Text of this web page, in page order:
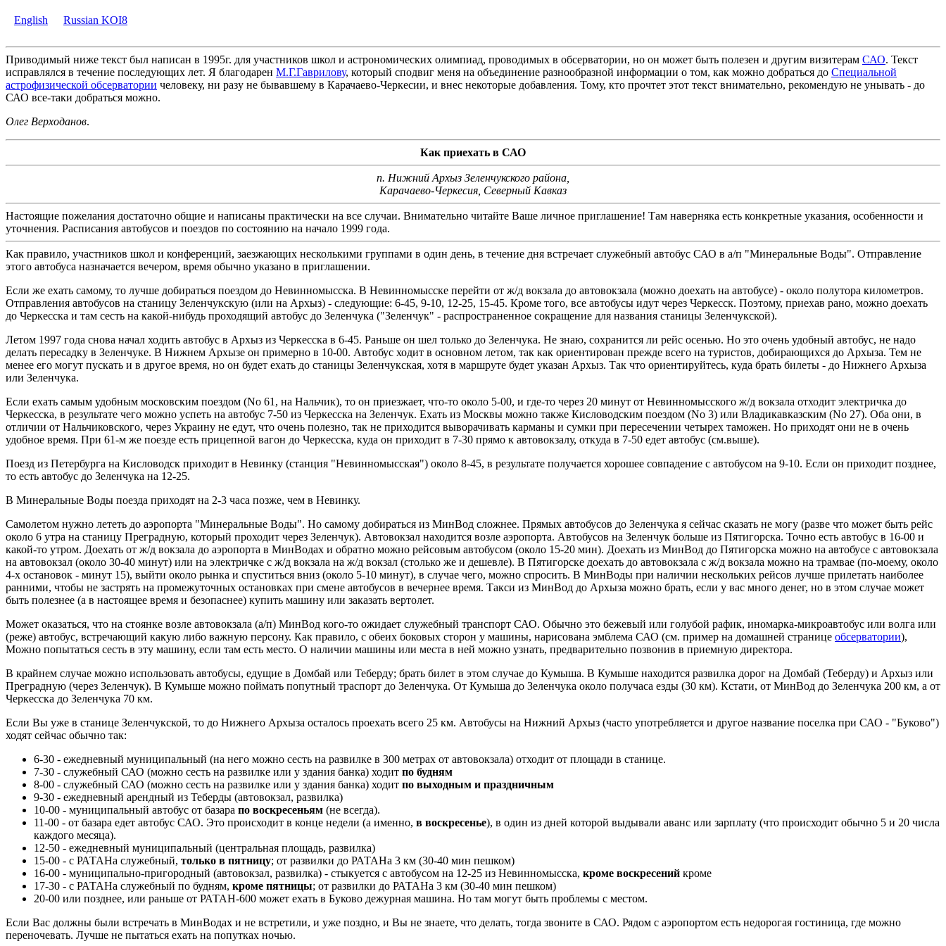
English Russian KOI8
Приводимый ниже текст был написан в 1995г. для участников школ и астрономических олимпиад, проводимых в обсерватории, но он может быть полезен и другим визитерам САО. Текст
исправлялся в течение последующих лет. Я благодарен М.Г.Гаврилову, который сподвиг меня на объединение разнообразной информации о том, как можно добраться до Специальной
астрофизической обсерватории человеку, ни разу не бывавшему в Карачаево-Черкесии, и внес некоторые добавления. Тому, кто прочтет этот текст внимательно, рекомендую не унывать - до
САО все-таки добраться можно.
Олег Верходанов.
Как приехать в САО
п. Нижний Архыз Зеленчукского района,
Карачаево-Черкесия, Северный Кавказ
Настоящие пожелания достаточно общие и написаны практически на все случаи. Внимательно читайте Ваше личное приглашение! Там наверняка есть конкретные указания, особенности и
уточнения. Расписания автобусов и поездов по состоянию на начало 1999 года.
Как правило, участников школ и конференций, заезжающих несколькими группами в один день, в течение дня встречает служебный автобус САО в а/п "Минеральные Воды". Отправление
этого автобуса назначается вечером, время обычно указано в приглашении.
Если же ехать самому, то лучше добираться поездом до Невинномысска. В Невинномысске перейти от ж/д вокзала до автовокзала (можно доехать на автобусе) - около полутора километров.
Отправления автобусов на станицу Зеленчукскую (или на Архыз) - следующие: 6-45, 9-10, 12-25, 15-45. Кроме того, все автобусы идут через Черкесск. Поэтому, приехав рано, можно доехать
до Черкесска и там сесть на какой-нибудь проходящий автобус до Зеленчука ("Зеленчук" - распространенное сокращение для названия станицы Зеленчукской).
Летом 1997 года снова начал ходить автобус в Архыз из Черкесска в 6-45. Раньше он шел только до Зеленчука. Не знаю, сохранится ли рейс осенью. Но это очень удобный автобус, не надо
делать пересадку в Зеленчуке. В Нижнем Архызе он примерно в 10-00. Автобус ходит в основном летом, так как ориентирован прежде всего на туристов, добирающихся до Архыза. Тем не
менее его могут пускать и в другое время, но он будет ехать до станицы Зеленчукская, хотя в маршруте будет указан Архыз. Так что ориентируйтесь, куда брать билеты - до Нижнего Архыза
или Зеленчука.
Если ехать самым удобным московским поездом (No 61, на Нальчик), то он приезжает, что-то около 5-00, и где-то через 20 минут от Невинномысского ж/д вокзала отходит электричка до
Черкесска, в результате чего можно успеть на автобус 7-50 из Черкесска на Зеленчук. Ехать из Москвы можно также Кисловодским поездом (No 3) или Владикавказским (No 27). Оба они, в
отличии от Нальчиковского, через Украину не едут, что очень полезно, так не приходится выворачивать карманы и сумки при пересечении четырех таможен. Но приходят они не в очень
удобное время. При 61-м же поезде есть прицепной вагон до Черкесска, куда он приходит в 7-30 прямо к автовокзалу, откуда в 7-50 едет автобус (см.выше).
Поезд из Петербурга на Кисловодск приходит в Невинку (станция "Невинномысская") около 8-45, в результате получается хорошее совпадение с автобусом на 9-10. Если он приходит позднее,
то есть автобус до Зеленчука на 12-25.
В Минеральные Воды поезда приходят на 2-3 часа позже, чем в Невинку.
Самолетом нужно лететь до аэропорта "Минеральные Воды". Но самому добираться из МинВод сложнее. Прямых автобусов до Зеленчука я сейчас сказать не могу (разве что может быть рейс
около 6 утра на станицу Преградную, который проходит через Зеленчук). Автовокзал находится возле аэропорта. Автобусов на Зеленчук больше из Пятигорска. Точно есть автобус в 16-00 и
какой-то утром. Доехать от ж/д вокзала до аэропорта в МинВодах и обратно можно рейсовым автобусом (около 15-20 мин). Доехать из МинВод до Пятигорска можно на автобусе с автовокзала
на автовокзал (около 30-40 минут) или на электричке с ж/д вокзала на ж/д вокзал (столько же и дешевле). В Пятигорске доехать до автовокзала с ж/д вокзала можно на трамвае (по-моему, около
4-х остановок - минут 15), выйти около рынка и спуститься вниз (около 5-10 минут), в случае чего, можно спросить. В МинВоды при наличии нескольких рейсов лучше прилетать наиболее
ранними, чтобы не застрять на промежуточных остановках при смене автобусов в вечернее время. Такси из МинВод до Архыза можно брать, если у вас много денег, но в этом случае может
быть полезнее (а в настоящее время и безопаснее) купить машину или заказать вертолет.
Может оказаться, что на стоянке возле автовокзала (а/п) МинВод кого-то ожидает служебный транспорт САО. Обычно это бежевый или голубой рафик, иномарка-микроавтобус или волга или
(реже) автобус, встречающий какую либо важную персону. Как правило, с обеих боковых сторон у машины, нарисована эмблема САО (см. пример на домашней странице обсерватории),
Можно попытаться сесть в эту машину, если там есть место. О наличии машины или места в ней можно узнать, предварительно позвонив в приемную директора.
В крайнем случае можно использовать автобусы, едущие в Домбай или Теберду; брать билет в этом случае до Кумыша. В Кумыше находится развилка дорог на Домбай (Теберду) и Архыз или
Преградную (через Зеленчук). В Кумыше можно поймать попутный траспорт до Зеленчука. От Кумыша до Зеленчука около получаса езды (30 км). Кстати, от МинВод до Зеленчука 200 км, а от
Черкесска до Зеленчука 70 км.
Если Вы уже в станице Зеленчукской, то до Нижнего Архыза осталось проехать всего 25 км. Автобусы на Нижний Архыз (часто употребляется и другое название поселка при САО - "Буково")
ходят сейчас обычно так:
6-30 - ежедневный муниципальный (на него можно сесть на развилке в 300 метрах от автовокзала) отходит от площади в станице.
7-30 - служебный САО (можно сесть на развилке или у здания банка) ходит по будням
8-00 - служебный САО (можно сесть на развилке или у здания банка) ходит по выходным и праздничным
9-30 - ежедневный арендный из Теберды (автовокзал, развилка)
10-00 - муниципальный автобус от базара по воскресеньям (не всегда).
11-00 - от базара едет автобус САО. Это происходит в конце недели (а именно, в воскресенье), в один из дней которой выдывали аванс или зарплату (что происходит обычно 5 и 20 числа
каждого месяца).
12-50 - ежедневный муниципальный (центральная площадь, развилка)
15-00 - с РАТАНа служебный, только в пятницу; от развилки до РАТАНа 3 км (30-40 мин пешком)
16-00 - муниципально-пригородный (автовокзал, развилка) - стыкуется с автобусом на 12-25 из Невинномысска, кроме воскресений кроме
17-30 - с РАТАНа служебный по будням, кроме пятницы; от развилки до РАТАНа 3 км (30-40 мин пешком)
20-00 или позднее, или раньше от РАТАН-600 может ехать в Буково дежурная машина. Но там могут быть проблемы с местом.
Если Вас должны были встречать в МинВодах и не встретили, и уже поздно, и Вы не знаете, что делать, тогда звоните в САО. Рядом с аэропортом есть недорогая гостиница, где можно
переночевать. Лучше не пытаться ехать на попутках ночью.